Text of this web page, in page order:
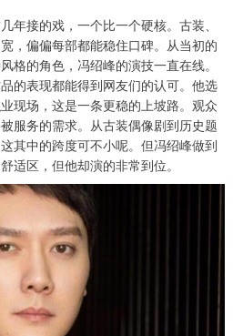
年接的戏，一个比一个硬核。古装、
，偏偏每部都能稳住口碑。从当初的
格的角色，冯绍峰的演技一直在线。
的表现都能得到网友们的认可。他选
现场，这是一条更稳的上坡路。观众
服务的需求。从古装偶像剧到历史题
其中的跨度可不小呢。但冯绍峰做到
适区，但他却演的非常到位。